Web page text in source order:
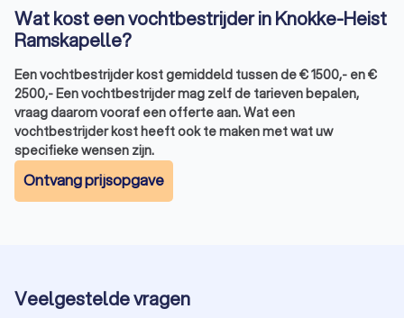
Wat kost een vochtbestrijder in Knokke-Heist
Ramskapelle?
Een vochtbestrijder kost gemiddeld tussen de€1500,- en€
2500,-Een vochtbestrijder mag zelf de tarieven bepalen,
vraag daarom vooraf een offerte aan. Wat een
vochtbestrijder kost heeft ook te maken met wat uw
specifieke wensen zijn.
Ontvang prijsopgave
Veelgestelde vragen